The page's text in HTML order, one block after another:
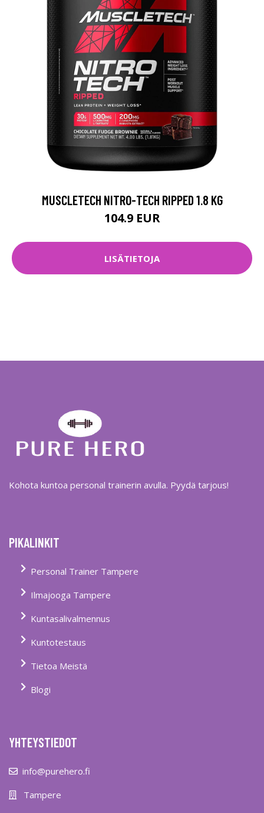
MUSCLETECH NITRO-TECH RIPPED 1.8 KG
104.9 EUR
LISÄTIETOJA
Kohota kuntoa personal trainerin avulla. Pyydä tarjous!
PIKALINKIT
Personal Trainer Tampere
Ilmajooga Tampere
Kuntasalivalmennus
Kuntotestaus
Tietoa Meistä
Blogi
YHTEYSTIEDOT
info@purehero.fi
Tampere